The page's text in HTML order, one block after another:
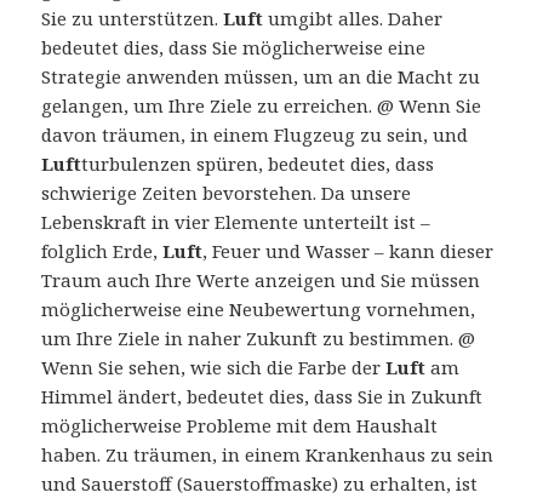
Sie zu unterstützen.Luft umgibt alles. Daher
bedeutet dies, dass Sie möglicherweise eine
Strategie anwenden müssen, um an die Macht zu
gelangen, um Ihre Ziele zu erreichen. @ Wenn Sie
davon träumen, in einem Flugzeug zu sein, und
Luftturbulenzen spüren, bedeutet dies, dass
schwierige Zeiten bevorstehen. Da unsere
Lebenskraft in vier Elemente unterteilt ist –
folglich Erde,Luft, Feuer und Wasser – kann dieser
Traum auch Ihre Werte anzeigen und Sie müssen
möglicherweise eine Neubewertung vornehmen,
um Ihre Ziele in naher Zukunft zu bestimmen. @
Wenn Sie sehen, wie sich die Farbe derLuft am
Himmel ändert, bedeutet dies, dass Sie in Zukunft
möglicherweise Probleme mit dem Haushalt
haben. Zu träumen, in einem Krankenhaus zu sein
und Sauerstoff (Sauerstoffmaske) zu erhalten, ist